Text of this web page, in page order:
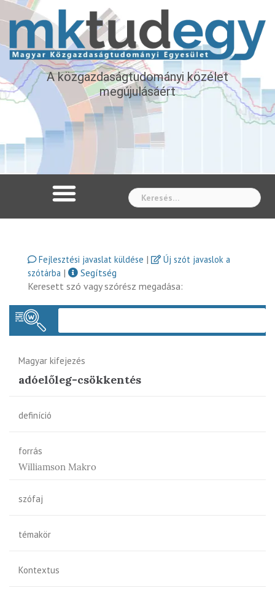
A közgazdaságtudományi közélet
megújulásáért
Fejlesztési javaslat küldése |
Új szót javaslok a
szótárba |
Segítség
Keresett szó vagy szórész megadása:
Magyar kifejezés
adóelőleg-csökkentés
definíció
forrás
Williamson Makro
szófaj
témakör
Kontextus